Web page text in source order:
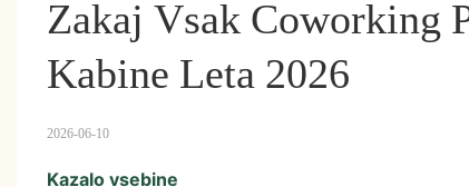
Zakaj Vsak Coworking
Kabine Leta 2026
2026-06-10
Kazalo vsebine